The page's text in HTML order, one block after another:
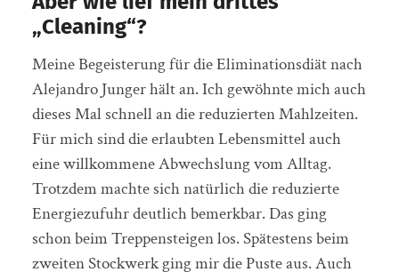
„Cleaning“?
Meine Begeisterung für die Eliminationsdiät nach
Alejandro Junger hält an. Ich gewöhnte mich auch
dieses Mal schnell an die reduzierten Mahlzeiten.
Für mich sind die erlaubten Lebensmittel auch
eine willkommene Abwechslung vom Alltag.
Trotzdem machte sich natürlich die reduzierte
Energiezufuhr deutlich bemerkbar. Das ging
schon beim Treppensteigen los. Spätestens beim
zweiten Stockwerk ging mir die Puste aus. Auch